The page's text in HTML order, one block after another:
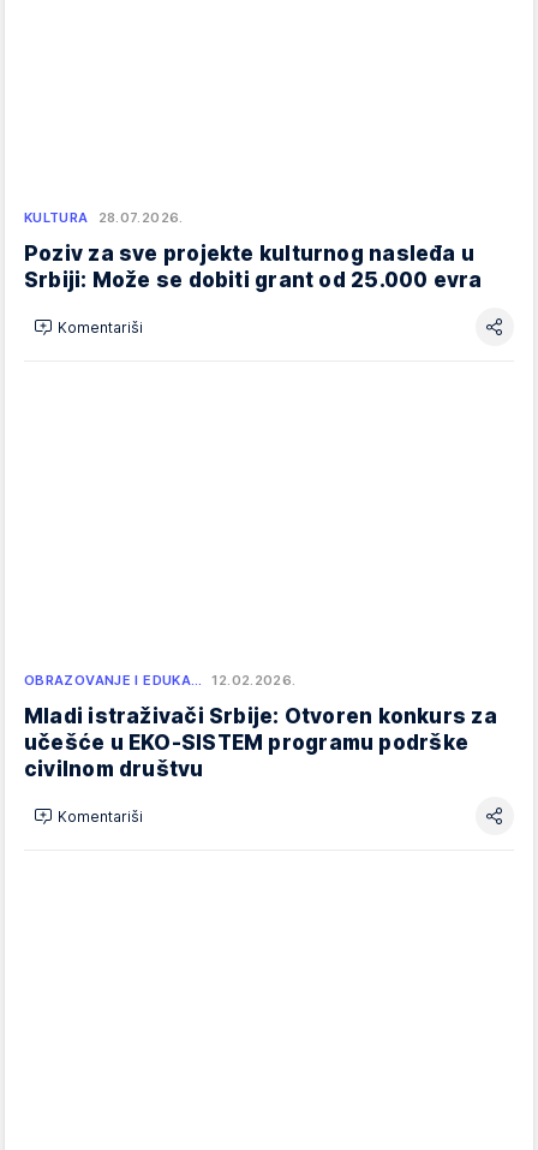
KULTURA 28.07.2026.
Poziv za sve projekte kulturnog nasleđa u
Srbiji: Može se dobiti grant od 25.000 evra
Komentariši
OBRAZOVANJE I EDUKA… 12.02.2026.
Mladi istraživači Srbije: Otvoren konkurs za
učešće u EKO-SISTEM programu podrške
civilnom društvu
Komentariši